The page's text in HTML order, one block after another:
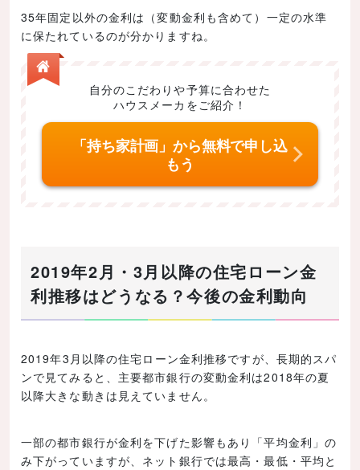
住宅ローン金利で良くある質問
フラット35とはどのような住宅ローンですか
中古住宅（中古マンション含む）の購入に住宅ローン
まとめ｜住宅ローンは複数の業者を比較したい！
35年固定以外の金利は（変動金利も含めて）一定の水準
に保たれているのが分かりますね。
自分のこだわりや予算に合わせた
ハウスメーカをご紹介！
「持ち家計画」から無料で申し込
もう
2019年2月・3月以降の住宅ローン金
利推移はどうなる？今後の金利動向
2019年3月以降の住宅ローン金利推移ですが、長期的スパ
ンで見てみると、主要都市銀行の変動金利は2018年の夏
以降大きな動きは見えていません。
一部の都市銀行が金利を下げた影響もあり「平均金利」の
み下がっていますが、ネット銀行では最高・最低・平均と